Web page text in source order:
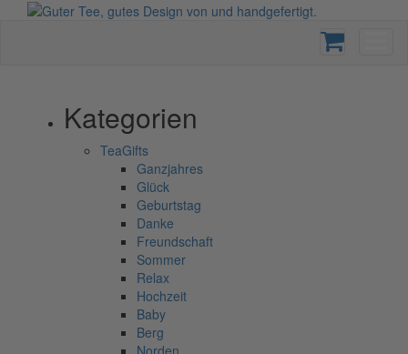
Kategorien
TeaGifts
Ganzjahres
Glück
Geburtstag
Danke
Freundschaft
Sommer
Relax
Hochzeit
Baby
Berg